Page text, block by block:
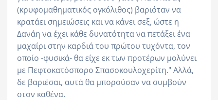
(κρυφομαθηματικός ογκόλιθος) βαριόταν να
κρατάει σημειώσεις και να κάνει σεξ, ώστε η
Δανάη να έχει κάθε δυνατότητα να πετάξει ένα
μαχαίρι στην καρδιά του πρώτου τυχόντα, τον
οποίο -φυσικά- θα είχε εκ των προτέρων μολύνει
με Πεφτοκατόσπορο Σπασοκουλοχερίτη." Αλλά,
δε βαριέσαι, αυτά θα μπορούσαν να συμβούν
στον καθένα.